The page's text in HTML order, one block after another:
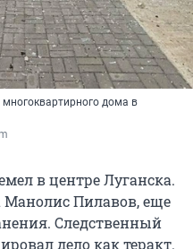
дома в
в центре Луганска.
Пилавов, еще
Следственный
дело как теракт.